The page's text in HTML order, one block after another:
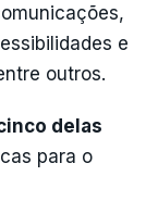
e
outros.
delas
para o